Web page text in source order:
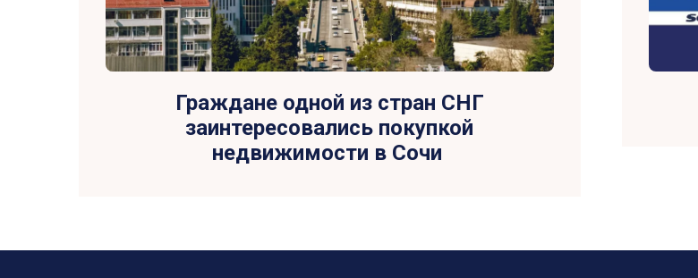
Граждане одной из стран СНГ
заинтересовались покупкой
недвижимости в Сочи